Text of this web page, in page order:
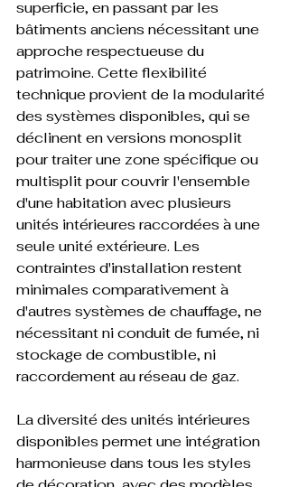
superficie, en passant par les
bâtiments anciens nécessitant une
approche respectueuse du
patrimoine. Cette flexibilité
technique provient de la modularité
des systèmes disponibles, qui se
déclinent en versions monosplit
pour traiter une zone spécifique ou
multisplit pour couvrir l'ensemble
d'une habitation avec plusieurs
unités intérieures raccordées à une
seule unité extérieure. Les
contraintes d'installation restent
minimales comparativement à
d'autres systèmes de chauffage, ne
nécessitant ni conduit de fumée, ni
stockage de combustible, ni
raccordement au réseau de gaz.
La diversité des unités intérieures
disponibles permet une intégration
harmonieuse dans tous les styles